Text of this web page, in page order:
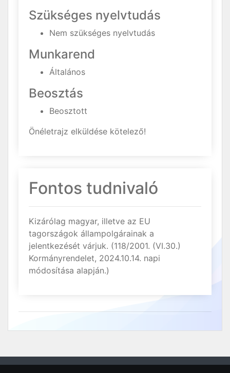
Szükséges nyelvtudás
Nem szükséges nyelvtudás
Munkarend
Általános
Beosztás
Beosztott
Önéletrajz elküldése kötelező!
Fontos tudnivaló
Kizárólag magyar, illetve az EU
tagországok állampolgárainak a
jelentkezését várjuk. (118/2001. (VI.30.)
Kormányrendelet, 2024.10.14. napi
módosítása alapján.)